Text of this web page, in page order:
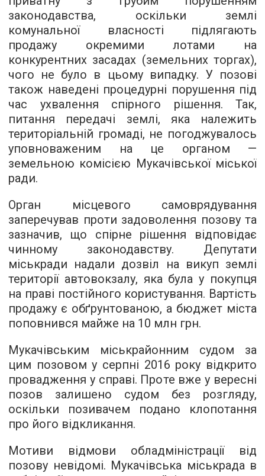
законодавства, оскільки землі
комунальної власності підлягають
продажу окремими лотами на
конкурентних засадах (земельних торгах),
чого не було в цьому випадку. У позові
також наведені процедурні порушення під
час ухвалення спірного рішення. Так,
питання передачі землі, яка належить
територіальній громаді, не погоджувалось
уповноваженим на це органом —
земельною комісією Мукачівської міської
ради.
Орган місцевого самоврядування
заперечував проти задоволення позову та
зазначив, що спірне рішення відповідає
чинному законодавству. Депутати
міськради надали дозвіл на викуп землі
території автовокзалу, яка була у покупця
на праві постійного користування. Вартість
продажу є обґрунтованою, а бюджет міста
поповнився майже на 10 млн грн.
Мукачівським міськрайонним судом за
цим позовом у серпні 2016 року відкрито
провадження у справі. Проте вже у вересні
позов залишено судом без розгляду,
оскільки позивачем подано клопотання
про його відкликання.
Мотиви відмови обладміністрації від
позову невідомі. Мукачівська міськрада в